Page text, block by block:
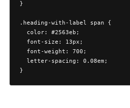
}
.heading-with-label span {
  color: #2563eb;
  font-size: 13px;
  font-weight: 700;
  letter-spacing: 0.08em;
}